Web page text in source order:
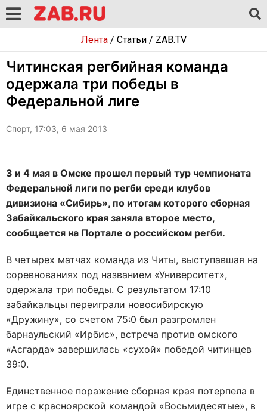
Лента/ Статьи/ ZAB.TV
Читинская регбийная команда
одержала три победы в
Федеральной лиге
Спорт, 17:03, 6 мая 2013
3 и 4 мая в Омске прошел первый тур чемпионата
Федеральной лиги по регби среди клубов
дивизиона «Сибирь», по итогам которого сборная
Забайкальского края заняла второе место,
сообщается на Портале о российском регби.
В четырех матчах команда из Читы, выступавшая на
соревнованиях под названием «Университет»,
одержала три победы. С результатом 17:10
забайкальцы переиграли новосибирскую
«Дружину», со счетом 75:0 был разгромлен
барнаульский «Ирбис», встреча против омского
«Асгарда» завершилась «сухой» победой читинцев
39:0.
Единственное поражение сборная края потерпела в
игре с красноярской командой «Восьмидесятые», в